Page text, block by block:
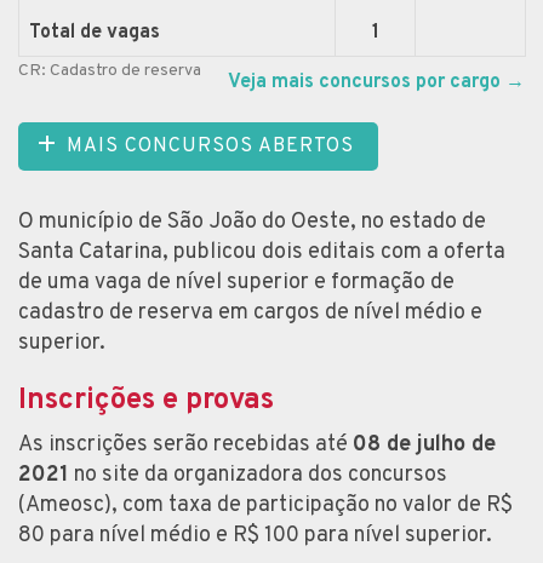
Total de vagas
1
CR: Cadastro de reserva Veja mais concursos por cargo →
MAIS CONCURSOS ABERTOS
O município de São João do Oeste, no estado de
Santa Catarina, publicou dois editais com a oferta
de uma vaga de nível superior e formação de
cadastro de reserva em cargos de nível médio e
superior.
Inscrições e provas
As inscrições serão recebidas até 08 de julho de
2021 no site da organizadora dos concursos
(Ameosc), com taxa de participação no valor de R$
80 para nível médio e R$ 100 para nível superior.